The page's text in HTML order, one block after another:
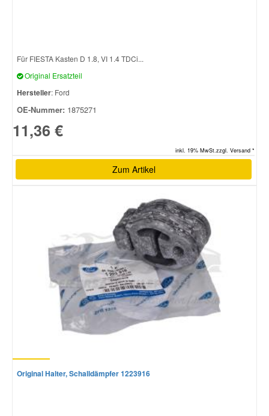
Für FIESTA Kasten D 1.8, VI 1.4 TDCi...
Original Ersatzteil
Hersteller: Ford
OE-Nummer: 1875271
11,36 €
inkl. 19% MwSt.zzgl. Versand *
Zum Artikel
Original Halter, Schalldämpfer 1223916